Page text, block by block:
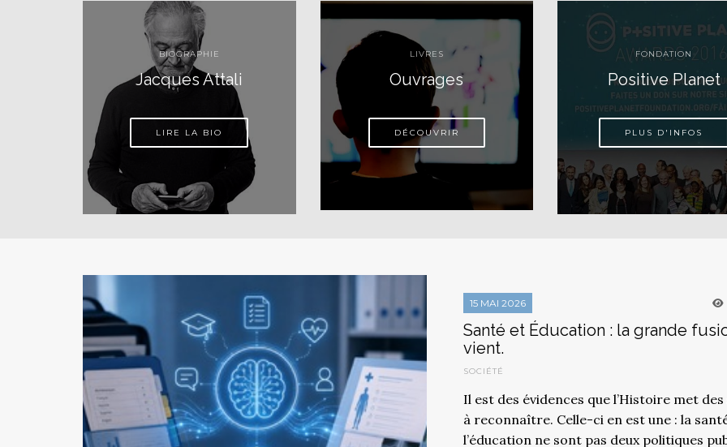
une : la santé et l’éducation ne
sont pas deux politiques
publiques juxtaposées, deux
une : la santé et l’éducation ne
sont pas deux politiques
publiques juxtaposées, deux
activités...
une : la santé et
sont pas deux
publiques
activités...
BIOGRAPHIE
Jacques Attali
LIRE LA BIO
LIVRES
Ouvrages
DÉCOUVRIR
FONDATION
Positive Planet
PLUS D'INFOS
15 MAI 2026
Santé et Éducation : la grande
vient.
SOCIÉTÉ
Il est des évidences que l’Histoire met des
à reconnaître. Celle-ci en est une : la
l’éducation ne sont pas deux politiques